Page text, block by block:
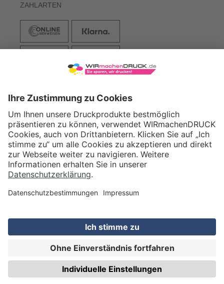
ZAHLARTEN
VERSAND
WIRmachenDRUCK GmbH
Illerstraße 15